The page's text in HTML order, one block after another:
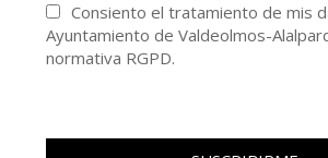
Consiento el tratamiento de mis
Ayuntamiento de Valdeolmos-
normativa RGPD.